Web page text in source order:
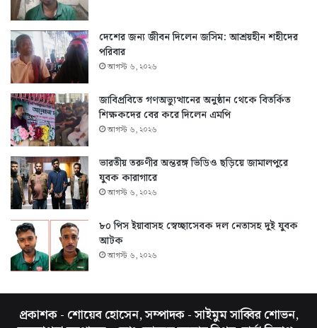
দেশের জন্য জীবন দিলেন জসিম: আশ্রয়হীন শহীদের
পরিবার
আগস্ট ৬, ২০২৬
জাবিপ্রবিতে গণঅভ্যুত্থানের অনুষ্ঠান থেকে বিতর্কিত
শিক্ষকদের বের করে দিলেন এমপি
আগস্ট ৬, ২০২৬
ভারতীয় তরুণীর অন্তরঙ্গ ভিডিও ছড়িয়ে জামালপুরে
যুবক কারাগারে
আগস্ট ৬, ২০২৬
৮০ পিস ইয়াবাসহ স্বেচ্ছাসেবক দল নেতাসহ দুই যুবক
আটক
আগস্ট ৬, ২০২৬
প্রকাশক - শোয়েব হোসেন, সম্পাদক - সাইমুম সাব্বির শোভন,